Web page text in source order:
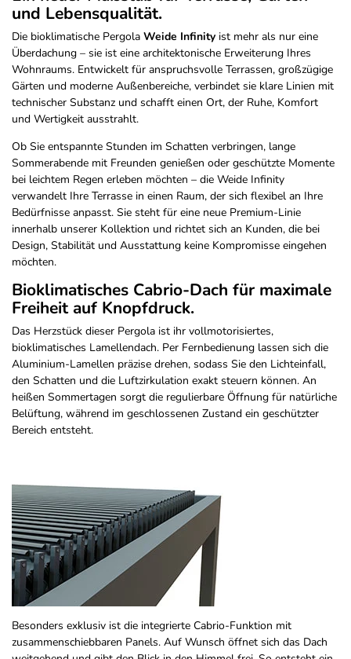
und Lebensqualität.
Die bioklimatische Pergola Weide Infinity ist mehr als nur eine
Überdachung – sie ist eine architektonische Erweiterung Ihres
Wohnraums. Entwickelt für anspruchsvolle Terrassen, großzügige
Gärten und moderne Außenbereiche, verbindet sie klare Linien mit
technischer Substanz und schafft einen Ort, der Ruhe, Komfort
und Wertigkeit ausstrahlt.
Ob Sie entspannte Stunden im Schatten verbringen, lange
Sommerabende mit Freunden genießen oder geschützte Momente
bei leichtem Regen erleben möchten – die Weide Infinity
verwandelt Ihre Terrasse in einen Raum, der sich flexibel an Ihre
Bedürfnisse anpasst. Sie steht für eine neue Premium-Linie
innerhalb unserer Kollektion und richtet sich an Kunden, die bei
Design, Stabilität und Ausstattung keine Kompromisse eingehen
möchten.
Bioklimatisches Cabrio-Dach für maximale
Freiheit auf Knopfdruck.
Das Herzstück dieser Pergola ist ihr vollmotorisiertes,
bioklimatisches Lamellendach. Per Fernbedienung lassen sich die
Aluminium-Lamellen präzise drehen, sodass Sie den Lichteinfall,
den Schatten und die Luftzirkulation exakt steuern können. An
heißen Sommertagen sorgt die regulierbare Öffnung für natürliche
Belüftung, während im geschlossenen Zustand ein geschützter
Bereich entsteht.
Besonders exklusiv ist die integrierte Cabrio-Funktion mit
zusammenschiebbaren Panels. Auf Wunsch öffnet sich das Dach